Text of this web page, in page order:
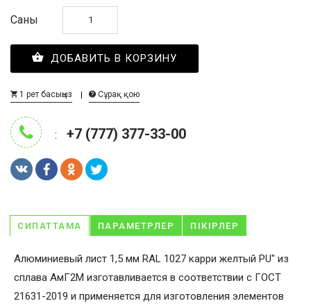
Саны
ДОБАВИТЬ В КОРЗИНУ
1 рет басыңыз Сұрақ қою
: +7 (777) 377-33-00
СИПАТТАМА ПАРАМЕТРЛЕР ПІКІРЛЕР
Алюминиевый лист 1,5 мм RAL 1027 карри желтый PU" из
сплава АмГ2М изготавливается в соответствии с ГОСТ
21631-2019 и применяется для изготовления элементов